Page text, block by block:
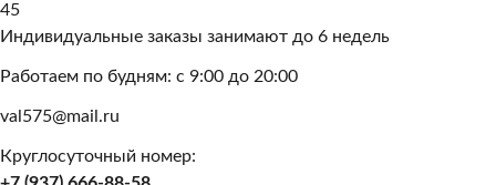
45
Индивидуальные заказы занимают до 6 недель
Работаем по будням: с 9:00 до 20:00
val575@mail.ru
Круглосуточный номер: